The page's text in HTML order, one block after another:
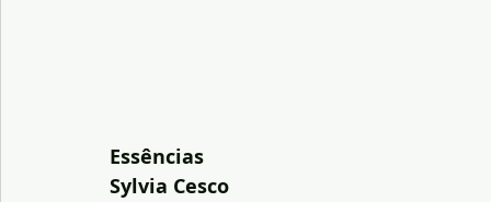
Essências
Sylvia Cesco